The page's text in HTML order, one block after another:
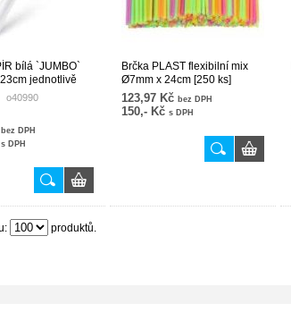
bílá `JUMBO`
jednotlivě
ks]
o40990
bez DPH
s DPH
Brčka PLAST flexibilní mix
Ø7mm x 24cm [250 ks]
REUSABLE
123,97 Kč bez DPH
150,- Kč s DPH
produktů.